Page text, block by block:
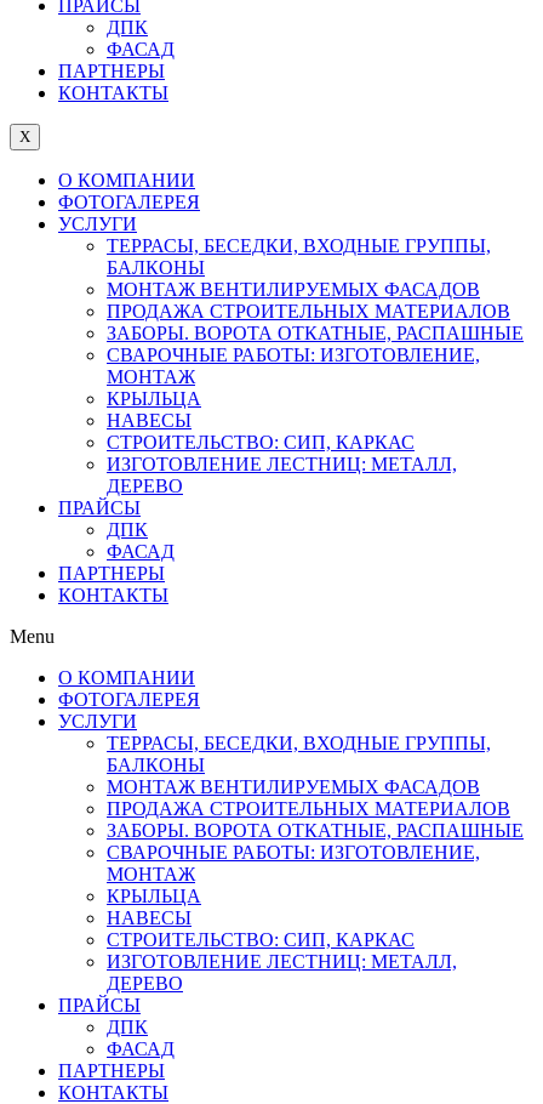
ПРАЙСЫ
ДПК
ФАСАД
ПАРТНЕРЫ
КОНТАКТЫ
X
О КОМПАНИИ
ФОТОГАЛЕРЕЯ
УСЛУГИ
ТЕРРАСЫ, БЕСЕДКИ, ВХОДНЫЕ ГРУППЫ,
БАЛКОНЫ
МОНТАЖ ВЕНТИЛИРУЕМЫХ ФАСАДОВ
ПРОДАЖА СТРОИТЕЛЬНЫХ МАТЕРИАЛОВ
ЗАБОРЫ. ВОРОТА ОТКАТНЫЕ, РАСПАШНЫЕ
СВАРОЧНЫЕ РАБОТЫ: ИЗГОТОВЛЕНИЕ,
МОНТАЖ
КРЫЛЬЦА
НАВЕСЫ
СТРОИТЕЛЬСТВО: СИП, КАРКАС
ИЗГОТОВЛЕНИЕ ЛЕСТНИЦ: МЕТАЛЛ,
ДЕРЕВО
ПРАЙСЫ
ДПК
ФАСАД
ПАРТНЕРЫ
КОНТАКТЫ
Menu
О КОМПАНИИ
ФОТОГАЛЕРЕЯ
УСЛУГИ
ТЕРРАСЫ, БЕСЕДКИ, ВХОДНЫЕ ГРУППЫ,
БАЛКОНЫ
МОНТАЖ ВЕНТИЛИРУЕМЫХ ФАСАДОВ
ПРОДАЖА СТРОИТЕЛЬНЫХ МАТЕРИАЛОВ
ЗАБОРЫ. ВОРОТА ОТКАТНЫЕ, РАСПАШНЫЕ
СВАРОЧНЫЕ РАБОТЫ: ИЗГОТОВЛЕНИЕ,
МОНТАЖ
КРЫЛЬЦА
НАВЕСЫ
СТРОИТЕЛЬСТВО: СИП, КАРКАС
ИЗГОТОВЛЕНИЕ ЛЕСТНИЦ: МЕТАЛЛ,
ДЕРЕВО
ПРАЙСЫ
ДПК
ФАСАД
ПАРТНЕРЫ
КОНТАКТЫ